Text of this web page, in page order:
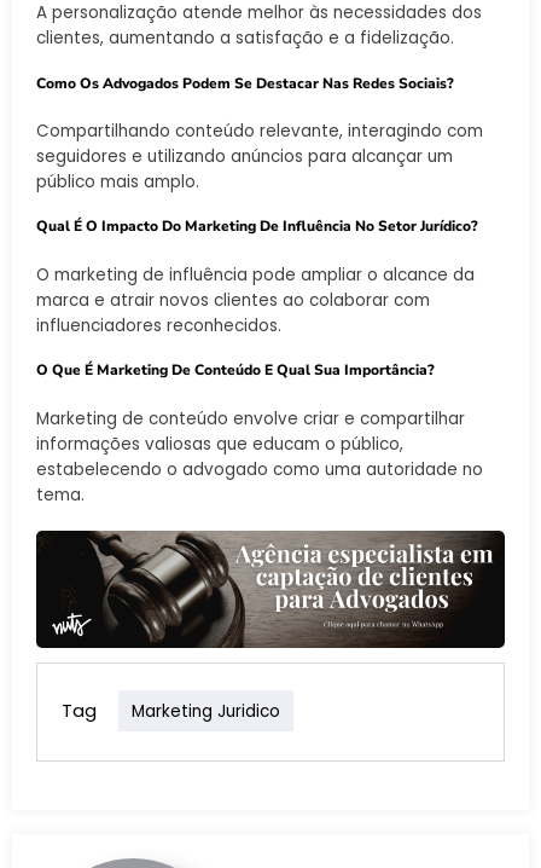
A personalização atende melhor às necessidades dos
clientes, aumentando a satisfação e a fidelização.
Como Os Advogados Podem Se Destacar Nas Redes Sociais?
Compartilhando conteúdo relevante, interagindo com
seguidores e utilizando anúncios para alcançar um
público mais amplo.
Qual É O Impacto Do Marketing De Influência No Setor Jurídico?
O marketing de influência pode ampliar o alcance da
marca e atrair novos clientes ao colaborar com
influenciadores reconhecidos.
O Que É Marketing De Conteúdo E Qual Sua Importância?
Marketing de conteúdo envolve criar e compartilhar
informações valiosas que educam o público,
estabelecendo o advogado como uma autoridade no
tema.
Tag Marketing Juridico